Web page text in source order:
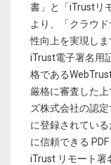
書」と「iTrustリ
より、「クラウ
性向上を実現しま
iTrust電子署名用
格である
厳格に審査した
ズ株式会社の認
に登録されてい
に信頼できる
iTrust リモート署